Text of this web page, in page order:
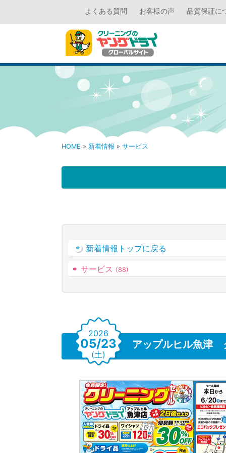
よくある質問 お客様の声 品質保証に
HOME » 新着情報 » サービス
新着情報トップに戻る
サービス (88)
アップルヒル魚津
2026
05/23
(土)